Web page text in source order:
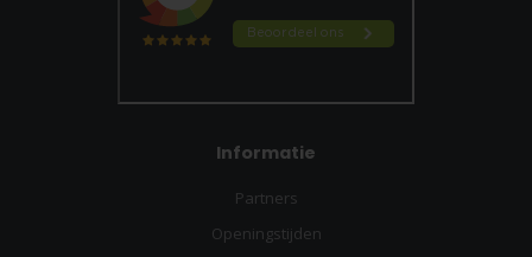
Informatie
Partners
Openingstijden